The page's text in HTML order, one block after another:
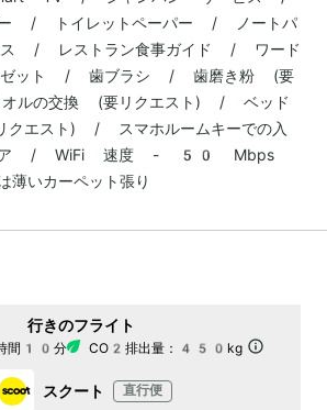
/ トイレットペーパー / ノートパ
ス / レストラン食事ガイド / ワード
ーゼット / 歯ブラシ / 歯磨き粉 (要
ルの交換 (要リクエスト) / ベッド
クエスト) / スマホルームキーでの入
ア / WiFi 速度 - 50 Mbps
いカーペット張り
行きのフライト
間10分 CO2排出量： 450kg
スクート 直行便